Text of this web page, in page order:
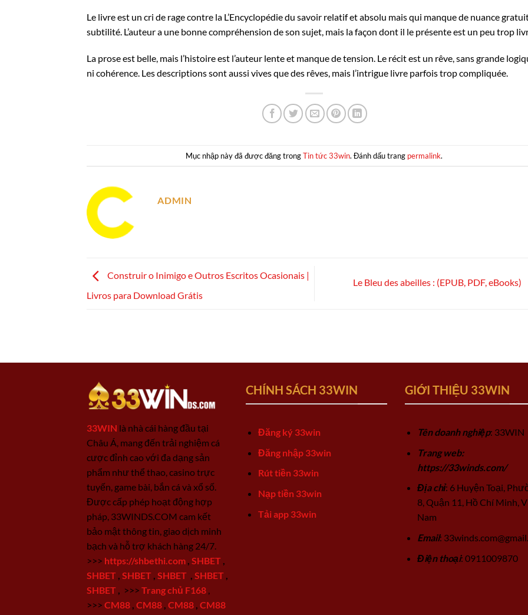
Le livre est un cri de rage contre la L’Encyclopédie du savoir relatif et absolu mais qui manque de nuance
subtilité. L’auteur a une bonne compréhension de son sujet, mais la façon dont il le présente est un peu trop
La prose est belle, mais l’histoire est l’auteur lente et manque de tension. Le récit est un rêve, sans grande
ni cohérence. Les descriptions sont aussi vives que des rêves, mais l’intrigue livre parfois trop compliquée.
Mục nhập này đã được đăng trongTin tức 33win. Đánh dấu trang permalink.
ADMIN
Construir o Inimigo e Outros Escritos Ocasionais |
Livros para Download Grátis
Le Bleu des abeilles : (EPUB, PDF, eBooks)
33WIN là nhà cái hàng đầu tại
Châu Á, mang đến trải nghiệm cá
cược đỉnh cao với đa dạng sản
phẩm như thể thao, casino trực
tuyến, game bài, bắn cá và xổ số.
Được cấp phép hoạt động hợp
pháp, 33WINDS.COM cam kết
bảo mật thông tin, giao dịch minh
bạch và hỗ trợ khách hàng 24/7.
>>> https://shbethi.com SHBET
SHBET SHBET SHBET SHBET
SHBET
>>> Trang chủ F168
>>> CM88 CM88 CM88 CM88
CHÍNH SÁCH 33WIN
Đăng ký 33win
Đăng nhập 33win
Rút tiền 33win
Nạp tiền 33win
Tải app 33win
GIỚI THIỆU 33WIN
Tên doanh nghiệp: 33WIN
Trang web:
https://33winds.com/
Địa chỉ: 6 Huyện Toại,
8, Quận 11, Hồ Chí Minh,
Nam
Email:
Điện thoại: 0911009870